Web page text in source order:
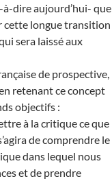
à-dire aujourd’hui- que
cette longue transition
sera laissé aux
de prospective,
retenant ce concept
objectifs :
à la critique ce que
de comprendre le
dans lequel nous
et de prendre